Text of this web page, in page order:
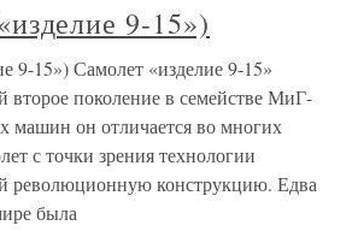
9-15»)
9-15») Самолет «изделие 9-15»
второе поколение в семействе МиГ-
машин он отличается во многих
с точки зрения технологии
революционную конструкцию. Едва
была